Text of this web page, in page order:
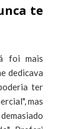
te
foi mais
dedicava
ter
mas